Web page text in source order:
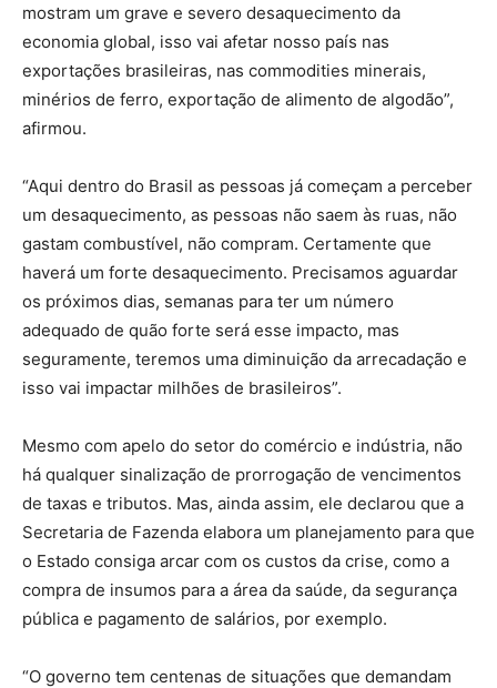
mostram um grave e severo desaquecimento da
economia global, isso vai afetar nosso país nas
exportações brasileiras, nas commodities minerais,
minérios de ferro, exportação de alimento de algodão”,
afirmou.
“Aqui dentro do Brasil as pessoas já começam a perceber
um desaquecimento, as pessoas não saem às ruas, não
gastam combustível, não compram. Certamente que
haverá um forte desaquecimento. Precisamos aguardar
os próximos dias, semanas para ter um número
adequado de quão forte será esse impacto, mas
seguramente, teremos uma diminuição da arrecadação e
isso vai impactar milhões de brasileiros”.
Mesmo com apelo do setor do comércio e indústria, não
há qualquer sinalização de prorrogação de vencimentos
de taxas e tributos. Mas, ainda assim, ele declarou que a
Secretaria de Fazenda elabora um planejamento para que
o Estado consiga arcar com os custos da crise, como a
compra de insumos para a área da saúde, da segurança
pública e pagamento de salários, por exemplo.
“O governo tem centenas de situações que demandam